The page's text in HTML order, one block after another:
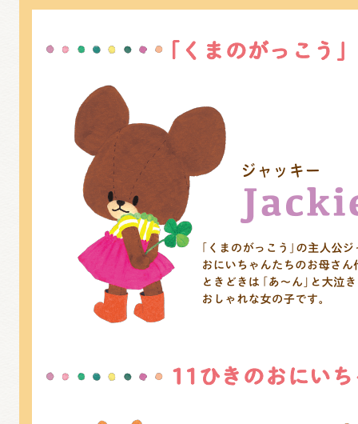
スタッフブログ
絵本・作家紹介
ショップインフォメーション
グッズインフォメーション
ミュージカル・コンサート
おたのしみコンテンツ(クイズ・